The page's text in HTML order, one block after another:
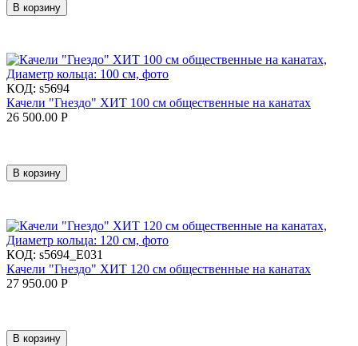
В корзину
КОД: s5694
Качели "Гнездо" ХИТ 100 см общественные на канатах
26 500.00 Р
В корзину
КОД: s5694_E031
Качели "Гнездо" ХИТ 120 см общественные на канатах
27 950.00 Р
В корзину